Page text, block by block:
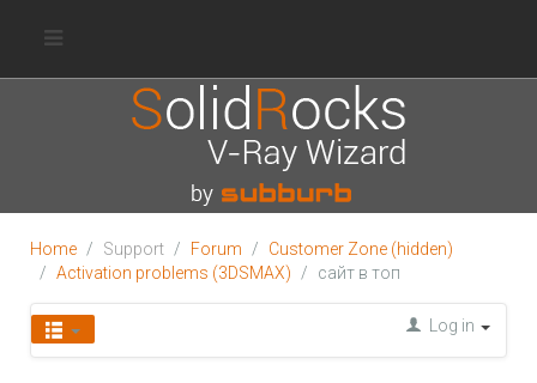
Home Support Forum
Customer Zone (hidden)
Activation problems (3DSMAX)
сайт в топ
Log in